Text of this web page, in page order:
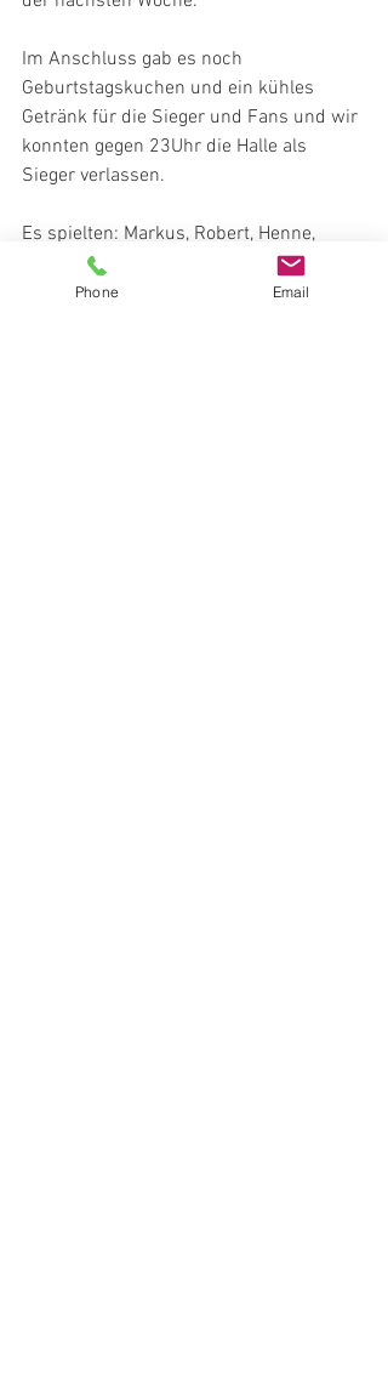
Im Anschluss gab es noch
Geburtstagskuchen und ein kühles
Getränk für die Sieger und Fans und wir
konnten gegen 23Uhr die Halle als
Sieger verlassen.
Es spielten: Markus, Robert, Henne,
Andy, Andy, Micha, Ingo
Phone Email